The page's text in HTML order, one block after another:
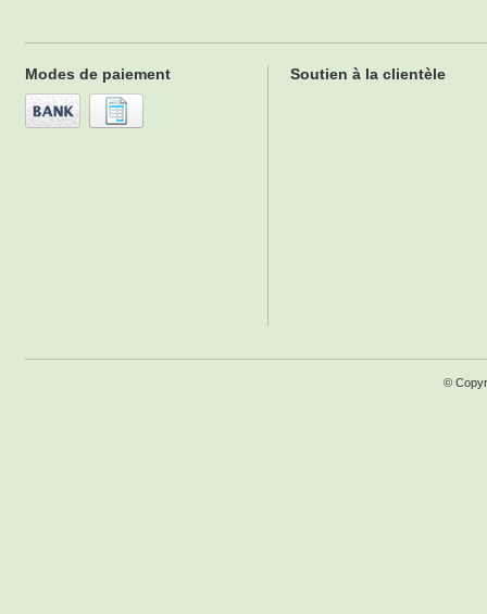
Modes de paiement Soutien à la clientèle
©